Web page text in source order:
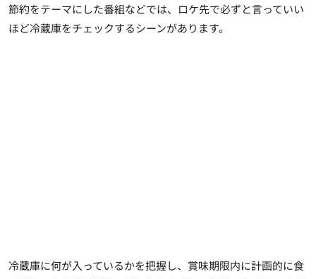
節約をテーマにした番組などでは、ロケ先で必ずと言っていい
ほど冷蔵庫をチェックするシーンがあります。
冷蔵庫に何が入っているかを把握し、賞味期限内に計画的に食